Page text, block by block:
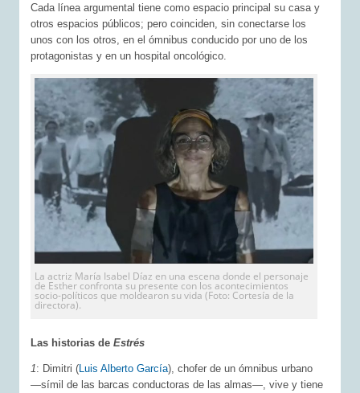
Cada línea argumental tiene como espacio principal su casa y
otros espacios públicos; pero coinciden, sin conectarse los
unos con los otros, en el ómnibus conducido por uno de los
protagonistas y en un hospital oncológico.
La actriz María Isabel Díaz en una escena donde el personaje
de Esther confronta su presente con los acontecimientos
socio-políticos que moldearon su vida (Foto: Cortesía de la
directora).
Las historias deEstrés
1: Dimitri ( Luis Alberto García), chofer de un ómnibus urbano
―símil de las barcas conductoras de las almas―, vive y tiene